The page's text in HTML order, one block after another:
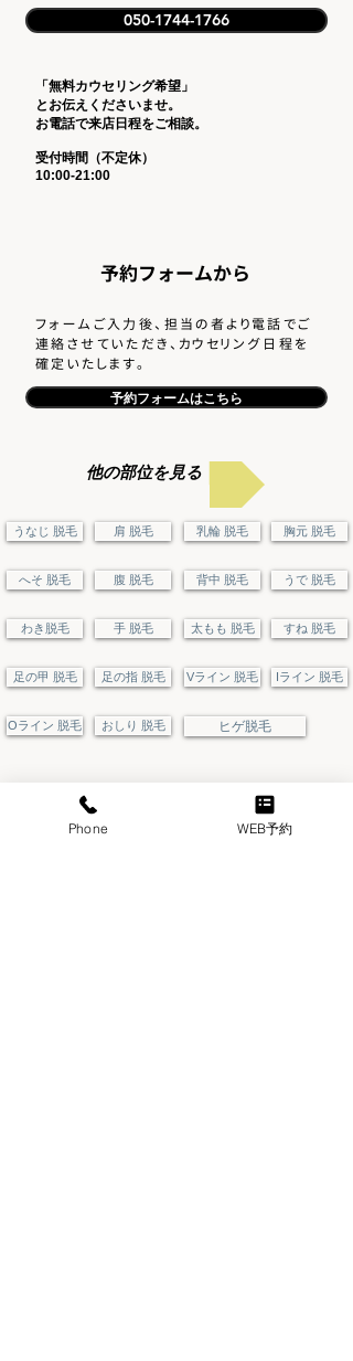
050-1744-1766
「無料カウセリング希望」
とお伝えくださいませ。
​お電話で来店日程をご相談。
受付時間（不定休）
10:00-21:00
​予約フォームから
フォームご入力後、担当の者より電話でご
連絡させていただき、 カウセリング日程を
確定いたします。
予約フォームはこちら
他の部位を見る
うなじ 脱毛 肩 脱毛 乳輪 脱毛 胸元 脱毛
へそ 脱毛 腹 脱毛 背中 脱毛 うで 脱毛
わき脱毛 手 脱毛 太もも 脱毛 すね 脱毛
足の甲 脱毛 足の指 脱毛 Vライン 脱毛 Iライン 脱毛
Oライン 脱毛 おしり 脱毛 ヒゲ脱毛
​メンズ堂々
Phone WEB予約